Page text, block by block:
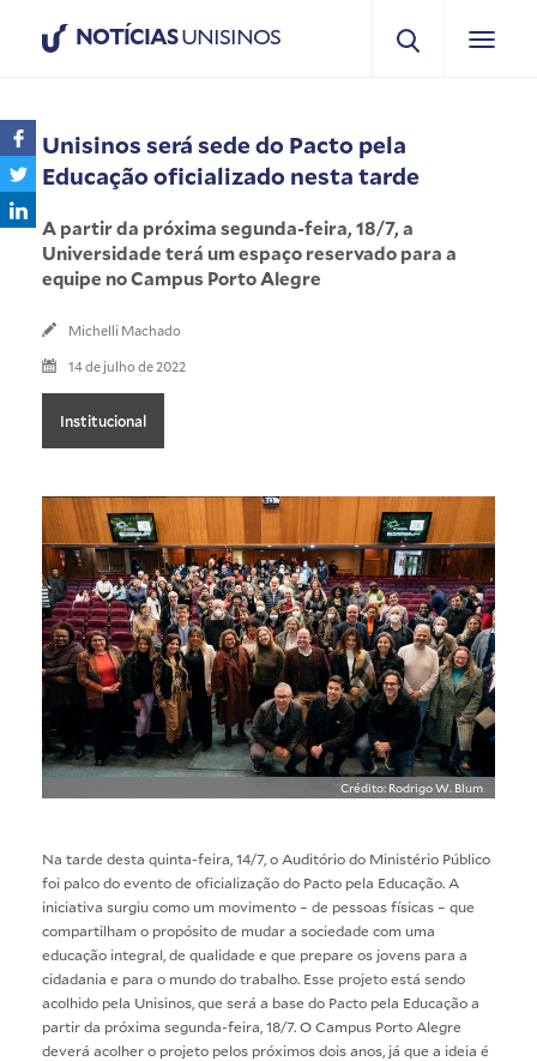
NOTÍCIASUNISINOS
Unisinos será sede do Pacto pela
Educação oficializado nesta tarde
A partir da próxima segunda-feira, 18/7, a
Universidade terá um espaço reservado para a
equipe no Campus Porto Alegre
Michelli Machado
14 de julho de 2022
Institucional
Crédito: Rodrigo W. Blum
Na tarde desta quinta-feira, 14/7, o Auditório do Ministério Público
foi palco do evento de oficialização do Pacto pela Educação. A
iniciativa surgiu como um movimento – de pessoas físicas – que
compartilham o propósito de mudar a sociedade com uma
educação integral, de qualidade e que prepare os jovens para a
cidadania e para o mundo do trabalho. Esse projeto está sendo
acolhido pela Unisinos, que será a base do Pacto pela Educação a
partir da próxima segunda-feira, 18/7. O Campus Porto Alegre
deverá acolher o projeto pelos próximos dois anos, já que a ideia é